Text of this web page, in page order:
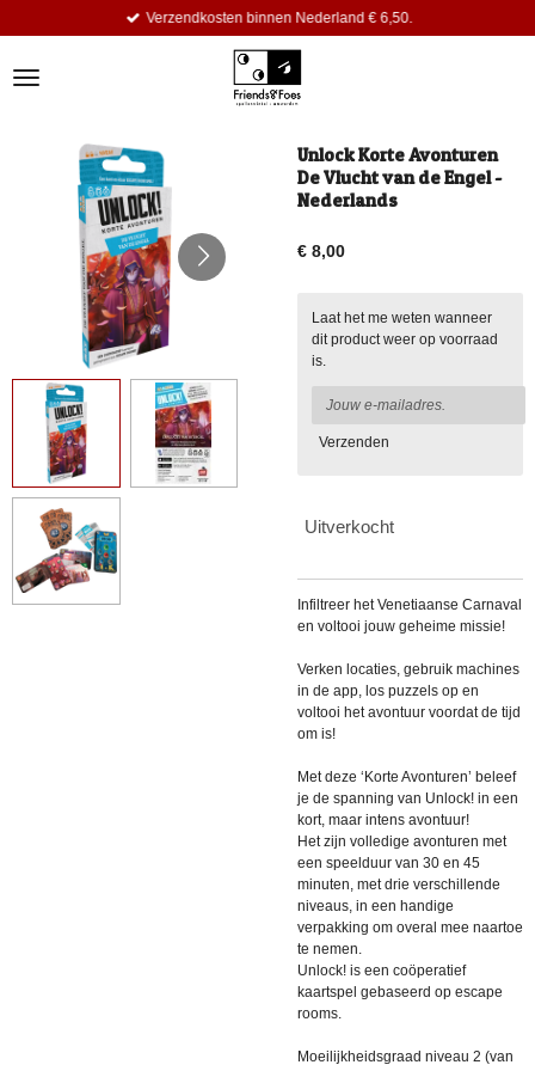
de
Verzendkosten binnen Nederland € 6,50.
Unlock Korte Avonturen
De Vlucht van de Engel -
Nederlands
€ 8,00
Laat het me weten wanneer
dit product weer op voorraad
is.
Verzenden
Uitverkocht
Infiltreer het Venetiaanse Carnaval
en voltooi jouw geheime missie!
Verken locaties, gebruik machines
in de app, los puzzels op en
voltooi het avontuur voordat de tijd
om is!
Met deze ‘Korte Avonturen’ beleef
je de spanning van Unlock! in een
kort, maar intens avontuur!
Het zijn volledige avonturen met
een speelduur van 30 en 45
minuten, met drie verschillende
niveaus, in een handige
verpakking om overal mee naartoe
te nemen.
Unlock! is een coöperatief
kaartspel gebaseerd op escape
rooms.
Moeilijkheidsgraad niveau 2 (van